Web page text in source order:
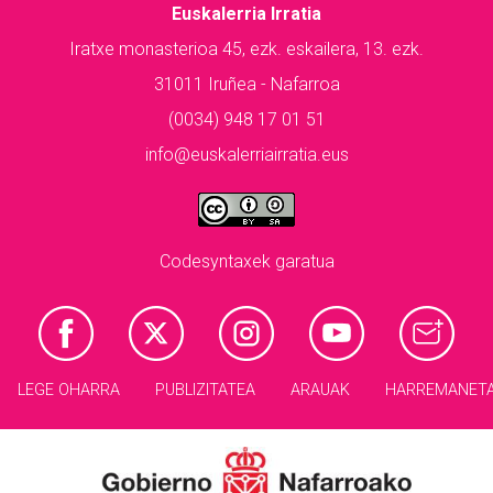
Euskalerria Irratia
Iratxe monasterioa 45, ezk. eskailera, 13. ezk.
31011 Iruñea - Nafarroa
(0034) 948 17 01 51
info@euskalerriairratia.eus
Codesyntaxek garatua
LEGE OHARRA PUBLIZITATEA ARAUAK